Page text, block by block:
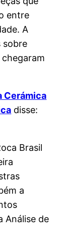
entre
A
sobre
Cerámica
disse:
Brasil
a
Análise de